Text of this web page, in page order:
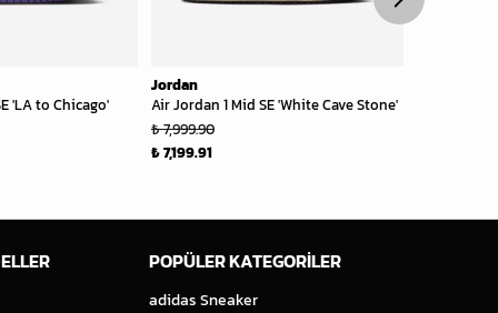
'LA to Chicago'
Jordan
Air Jordan 1 Mid SE 'White Cave Stone'
₺ 7,999.90
₺ 7,199.91
POPÜLER KATEGORİLER
adidas Sneaker